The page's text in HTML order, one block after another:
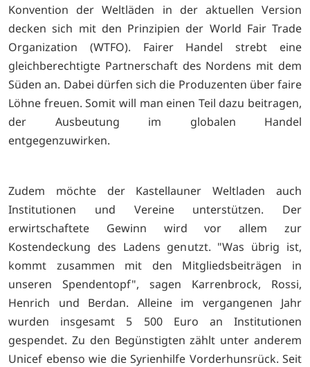
Konvention der Weltläden in der aktuellen Version
decken sich mit den Prinzipien der World Fair Trade
Organization (WTFO). Fairer Handel strebt eine
gleichberechtigte Partnerschaft des Nordens mit dem
Süden an. Dabei dürfen sich die Produzenten über faire
Löhne freuen. Somit will man einen Teil dazu beitragen,
der Ausbeutung im globalen Handel
entgegenzuwirken.
Zudem möchte der Kastellauner Weltladen auch
Institutionen und Vereine unterstützen. Der
erwirtschaftete Gewinn wird vor allem zur
Kostendeckung des Ladens genutzt. "Was übrig ist,
kommt zusammen mit den Mitgliedsbeiträgen in
unseren Spendentopf", sagen Karrenbrock, Rossi,
Henrich und Berdan. Alleine im vergangenen Jahr
wurden insgesamt 5 500 Euro an Institutionen
gespendet. Zu den Begünstigten zählt unter anderem
Unicef ebenso wie die Syrienhilfe Vorderhunsrück. Seit